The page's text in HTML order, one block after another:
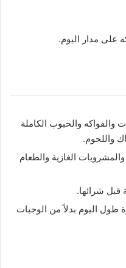
على مدار اليوم.
والفواكه والحبوب الكاملة
واللحوم.
الغازية والطعام
قبل شرائها.
طول اليوم بدلاً من الوجبات